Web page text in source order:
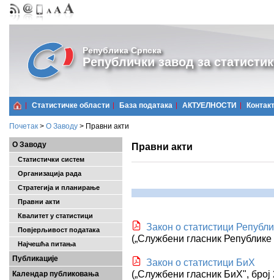
Република Српска
Републички завод за
Статистичке области Базa података АКТУЕЛНОСТИ Контакт
Почетак > О Заводу > Правни акти
О Заводу
Статистички систем
Организација рада
Стратегија и планирање
Правни акти
Квалитет у статистици
Повјерљивост података
Најчешћa питања
Публикације
Календар публиковања
Правни акти
Закон о статистици
(„Службени гласник
Закон о статистици БиХ
(„Службени гласник БиХ", број